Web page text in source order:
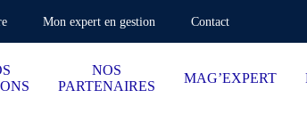
Mon expert en gestion Contact
NOS
PARTENAIRES
MAG’EXPERT